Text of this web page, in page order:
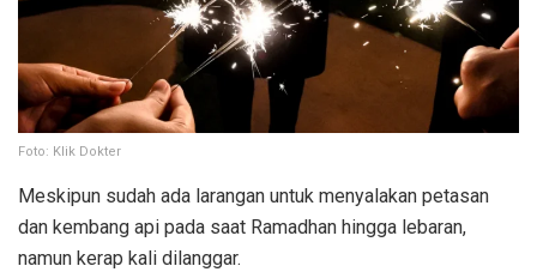
Foto: Klik Dokter
Meskipun sudah ada larangan untuk menyalakan petasan
dan kembang api pada saat Ramadhan hingga lebaran,
namun kerap kali dilanggar.